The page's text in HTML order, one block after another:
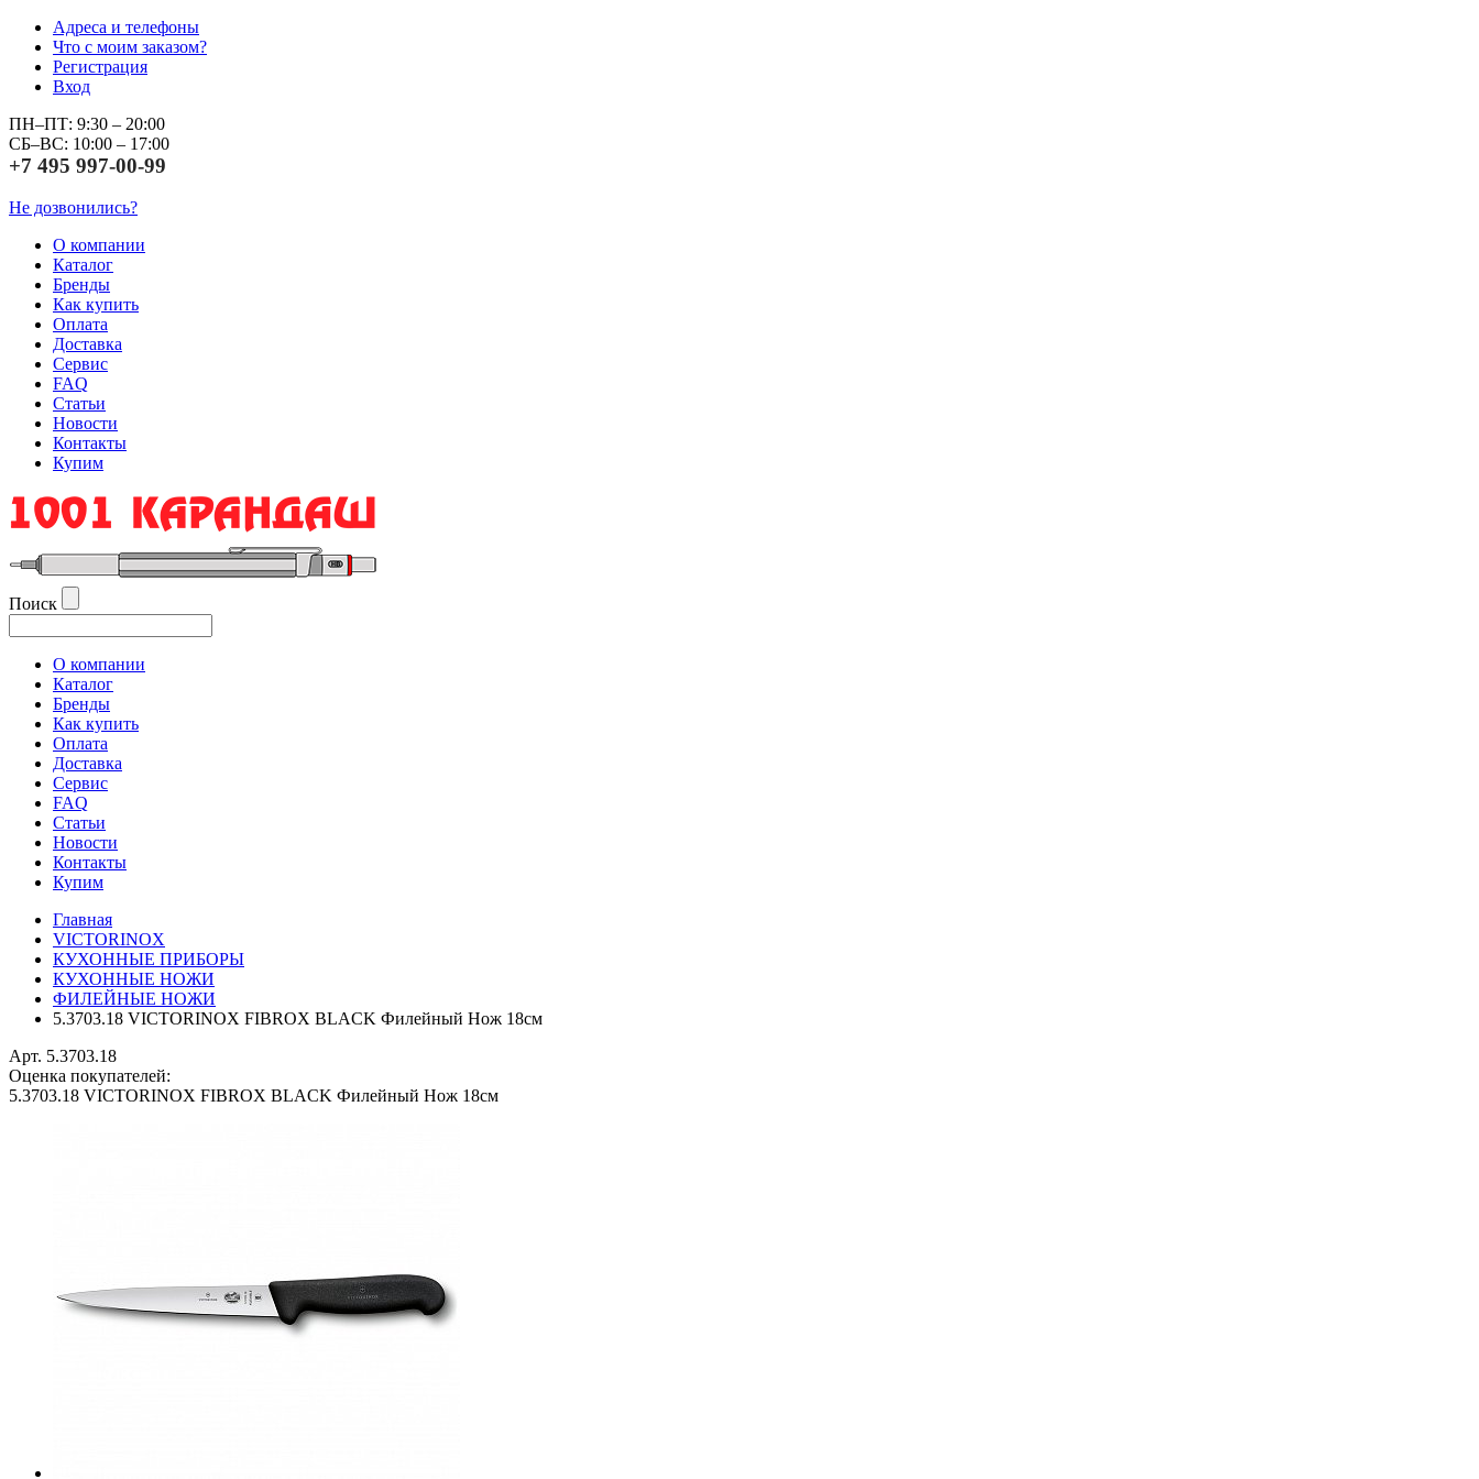
Адреса и телефоны
Что с моим заказом?
Регистрация
Вход
ПН–ПТ: 9:30 – 20:00
СБ–ВС: 10:00 – 17:00
+7 495 997-00-99
Не дозвонились?
О компании
Каталог
Бренды
Как купить
Оплата
Доставка
Сервис
FAQ
Статьи
Новости
Контакты
Купим
Поиск
О компании
Каталог
Бренды
Как купить
Оплата
Доставка
Сервис
FAQ
Статьи
Новости
Контакты
Купим
Главная
VICTORINOX
КУХОННЫЕ ПРИБОРЫ
КУХОННЫЕ НОЖИ
ФИЛЕЙНЫЕ НОЖИ
5.3703.18 VICTORINOX FIBROX BLACK Филейный Нож 18см
Арт. 5.3703.18
Оценка покупателей:
5.3703.18 VICTORINOX FIBROX BLACK Филейный Нож 18см